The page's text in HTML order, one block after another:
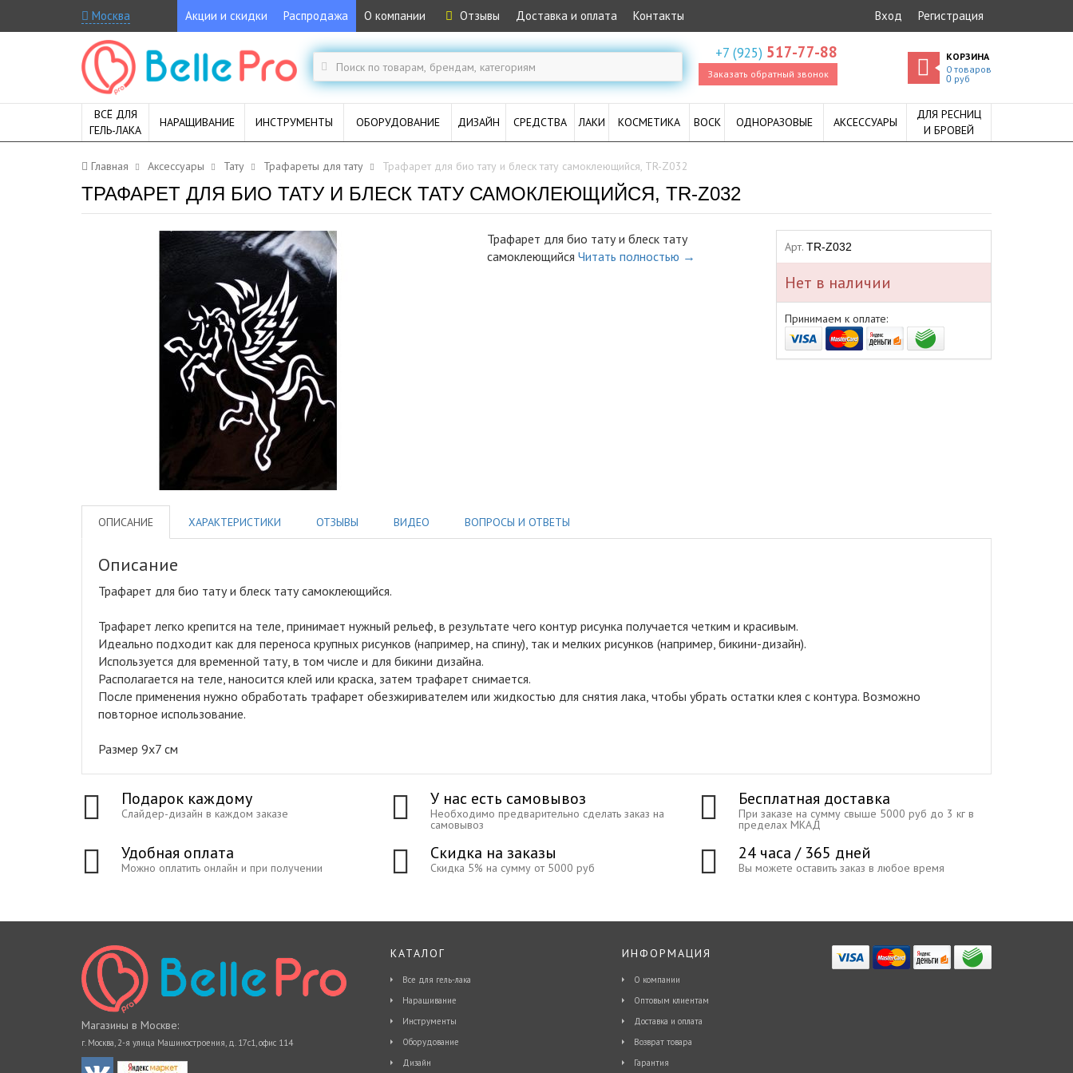
Москва Акции и скидки Распродажа О компании Отзывы Доставка и оплата Контакты Вход Регистрация
+7 (925) 517-77-88
Заказать обратный звонок
КОРЗИНА
0 товаров
0руб
ВСЁ ДЛЯ
ГЕЛЬ-ЛАКА
НАРАЩИВАНИЕ ИНСТРУМЕНТЫ ОБОРУДОВАНИЕ ДИЗАЙН СРЕДСТВА ЛАКИ КОСМЕТИКА ВОСК ОДНОРАЗОВЫЕ АКСЕССУАРЫ
ДЛЯ РЕСНИЦ
И БРОВЕЙ
Главная Аксессуары Тату Трафареты для тату Трафарет для био тату и блеск тату самоклеющийся, TR-Z032
ТРАФАРЕТ ДЛЯ БИО ТАТУ И БЛЕСК ТАТУ САМОКЛЕЮЩИЙСЯ, TR-Z032
Трафарет для био тату и блеск тату
самоклеющийся Читать полностью →
Арт. TR-Z032
Нет в наличии
Принимаем к оплате:
ОПИСАНИЕ ХАРАКТЕРИСТИКИ ОТЗЫВЫ ВИДЕО ВОПРОСЫ И ОТВЕТЫ
Описание
Трафарет для био тату и блеск тату самоклеющийся.
Трафарет легко крепится на теле, принимает нужный рельеф, в результате чего контур рисунка получается четким и красивым.
Идеально подходит как для переноса крупных рисунков (например, на спину), так и мелких рисунков (например, бикини-дизайн).
Используется для временной тату, в том числе и для бикини дизайна.
Располагается на теле, наносится клей или краска, затем трафарет снимается.
После применения нужно обработать трафарет обезжиривателем или жидкостью для снятия лака, чтобы убрать остатки клея с контура. Возможно
повторное использование.
Размер 9x7 см
Подарок каждому
Слайдер-дизайн в каждом заказе
У нас есть самовывоз
Необходимо предварительно сделать заказ на
самовывоз
Бесплатная доставка
При заказе на сумму свыше 5000 руб до 3 кг в
пределах МКАД
Удобная оплата
Можно оплатить онлайн и при получении
Скидка на заказы
Скидка 5% на сумму от 5000 руб
24 часа / 365 дней
Вы можете оставить заказ в любое время
Магазины в Москве:
г. Москва, 2-я улица Машиностроения, д. 17с1, офис 114
КАТАЛОГ
Все для гель-лака
Наращивание
Инструменты
Оборудование
Дизайн
ИНФОРМАЦИЯ
О компании
Оптовым клиентам
Доставка и оплата
Возврат товара
Гарантия